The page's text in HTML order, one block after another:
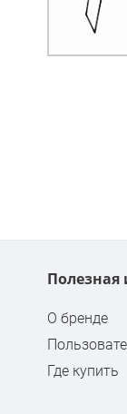
О бренде
Где купить